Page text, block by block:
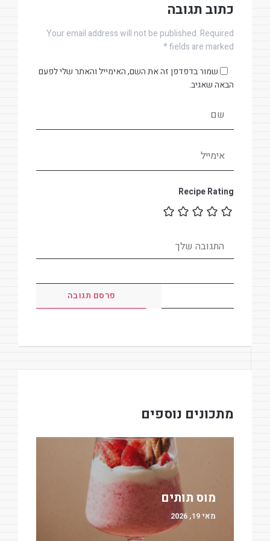
כתוב תגובה
Your email address will not be published. Required
fields are marked *
שמור בדפדפן זה את השם, האימייל והאתר שלי לפעם
הבאה שאגיב.
Recipe Rating
מתכונים נוספים
מוס תותים
מאי 19, 2026